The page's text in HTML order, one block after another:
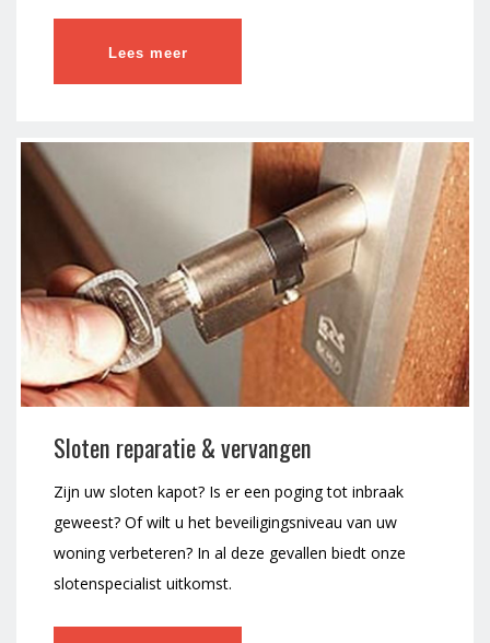
Lees meer
Sloten reparatie & vervangen
Zijn uw sloten kapot? Is er een poging tot inbraak
geweest? Of wilt u het beveiligingsniveau van uw
woning verbeteren? In al deze gevallen biedt onze
slotenspecialist uitkomst.